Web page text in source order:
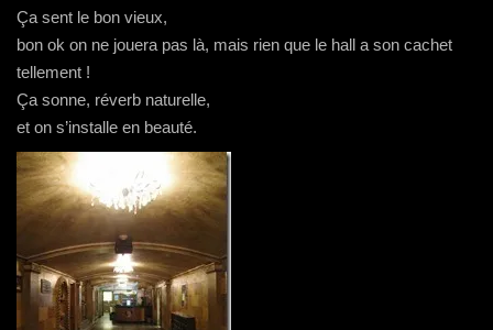
Ça sent le bon vieux,
bon ok on ne jouera pas là, mais rien que le hall a son cachet
tellement !
Ça sonne, réverb naturelle,
et on s’installe en beauté.